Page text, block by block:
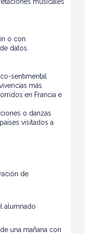
o con
datos.
sentimental
más
en Francia e
o danzas
visitados a
de
alumnado
una mañana con